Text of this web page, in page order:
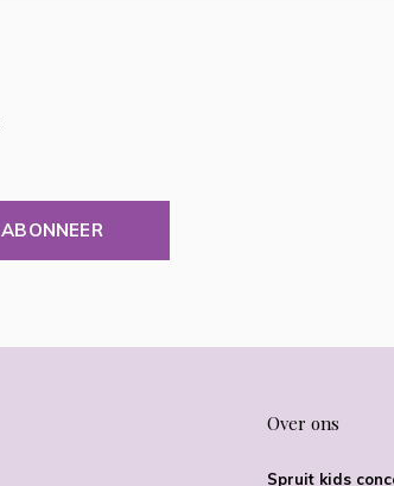
ABONNEER
Over ons
Spruit kids